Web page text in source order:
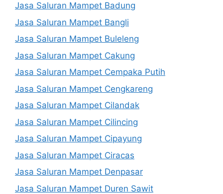
Jasa Saluran Mampet Badung
Jasa Saluran Mampet Bangli
Jasa Saluran Mampet Buleleng
Jasa Saluran Mampet Cakung
Jasa Saluran Mampet Cempaka Putih
Jasa Saluran Mampet Cengkareng
Jasa Saluran Mampet Cilandak
Jasa Saluran Mampet Cilincing
Jasa Saluran Mampet Cipayung
Jasa Saluran Mampet Ciracas
Jasa Saluran Mampet Denpasar
Jasa Saluran Mampet Duren Sawit